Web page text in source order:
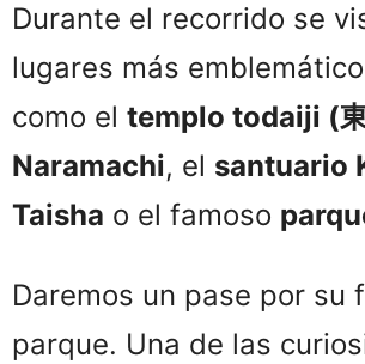
Durante el recorrido se
lugares más
como el templo todaiji (
Naramachi, el santuario
Taisha o el famoso
Daremos un pase por su
parque. Una de las